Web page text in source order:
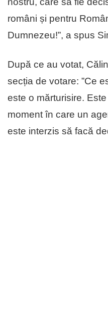
români și pentru
Dumnezeu!”, a spus
După ce au votat,
secția de votare: ”Ce
este o mărturisire.
moment în care un
este interzis să facă